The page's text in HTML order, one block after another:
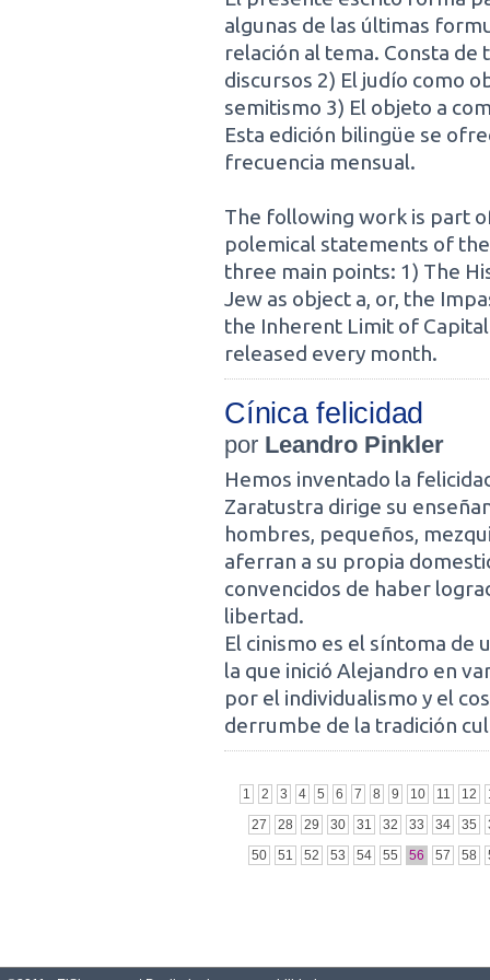
algunas de las últimas
relación al tema. Consta de
discursos 2) El judío como
semitismo 3) El objeto a
Esta edición bilingüe se
frecuencia mensual.
The following work is part
polemical statements of
three main points: 1) The
Jew as object a, or, the
the Inherent Limit of
released every month.
Cínica felicidad
por Leandro Pinkler
Hemos inventado la
Zaratustra dirige su
hombres, pequeños,
aferran a su propia
convencidos de haber
libertad.
El cinismo es el síntoma de
la que inició Alejandro en
por el individualismo y el
derrumbe de la tradición
1 2 3 4 5 6 7 8 9 10 11 12
27
28 29 30 31 32 33 34 35
50
51 52 53 54 55 56 57 58